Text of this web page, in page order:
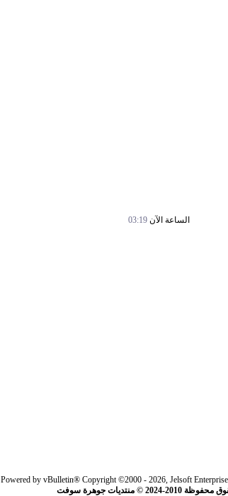
الساعة الآن03:19
Powered by vBulletin® Copyright ©2000 - 2026, Jelsoft
2024 © منتديات جوهرة سوفت